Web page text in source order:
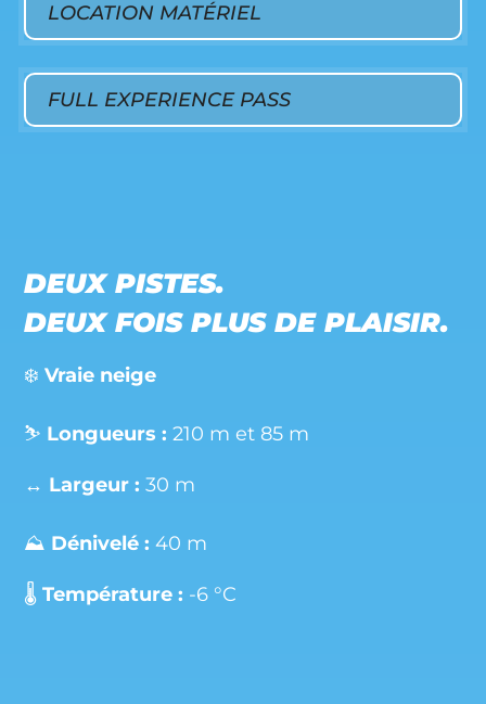
LOCATION MATÉRIEL
FULL EXPERIENCE PASS
DEUX PISTES.
DEUX FOIS PLUS DE PLAISIR.
❄️Vraie neige
⛷️ Longueurs : 210 m et 85 m
↔️ Largeur : 30 m
⛰️ Dénivelé : 40 m
🌡️Température : -6 °C